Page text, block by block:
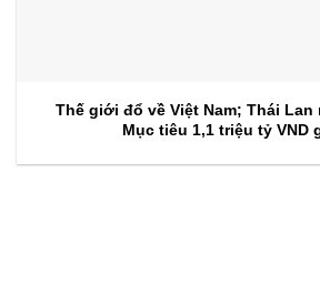
Thế giới đổ về Việt Nam; Thái Lan
Mục tiêu 1,1 triệu tỷ VND